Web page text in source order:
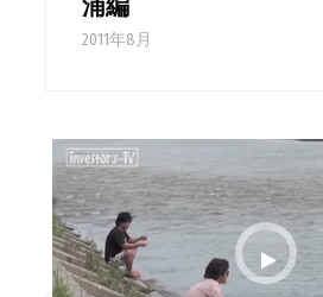
浦編
2011年8月